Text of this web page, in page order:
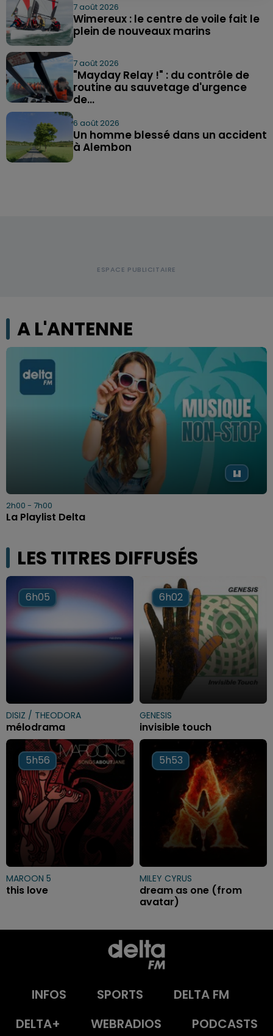
7 août 2026
Wimereux : le centre de voile fait le
plein de nouveaux marins
7 août 2026
"Mayday Relay !" : du contrôle de
routine au sauvetage d'urgence
de...
6 août 2026
Un homme blessé dans un accident
à Alembon
A L'ANTENNE
2h00 - 7h00
La Playlist Delta
LES TITRES DIFFUSÉS
6h05
6h05
DISIZ / THEODORA
mélodrama
6h02
6h02
GENESIS
invisible touch
5h56
5h56
MAROON 5
this love
5h53
5h53
MILEY CYRUS
dream as one (from
avatar)
INFOS SPORTS
DELTA FM
DELTA+
WEBRADIOS PODCASTS